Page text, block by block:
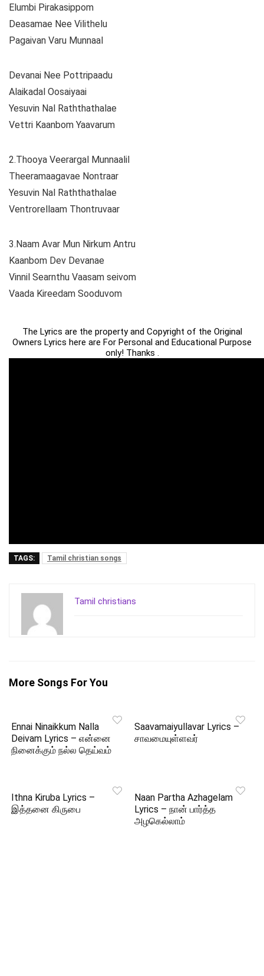
Elumbi Pirakasippom
Deasamae Nee Vilithelu
Pagaivan Varu Munnaal
Devanai Nee Pottripaadu
Alaikadal Oosaiyaai
Yesuvin Nal Raththathalae
Vettri Kaanbom Yaavarum
2.Thooya Veerargal Munnaalil
Theeramaagavae Nontraar
Yesuvin Nal Raththathalae
Ventrorellaam Thontruvaar
3.Naam Avar Mun Nirkum Antru
Kaanbom Dev Devanae
Vinnil Searnthu Vaasam seivom
Vaada Kireedam Sooduvom
The Lyrics are the property and Copyright of the Original
Owners Lyrics here are For Personal and Educational Purpose
only! Thanks .
TAGS: Tamil christian songs
Tamil christians
More Songs For You
Ennai Ninaikkum Nalla
Deivam Lyrics – என்னை
நினைக்கும் நல்ல தெய்வம்
Saavamaiyullavar Lyrics –
சாவமையுள்ளவர்
Ithna Kiruba Lyrics –
இத்தனை கிருபை
Naan Partha Azhagelam
Lyrics – நான் பார்த்த
அழகெல்லாம்